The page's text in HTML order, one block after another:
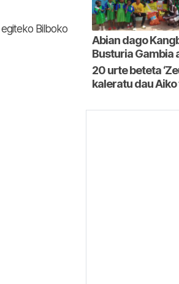
Bilboko
Abian dago
Busturia Gambia
20 urte beteta
kaleratu dau